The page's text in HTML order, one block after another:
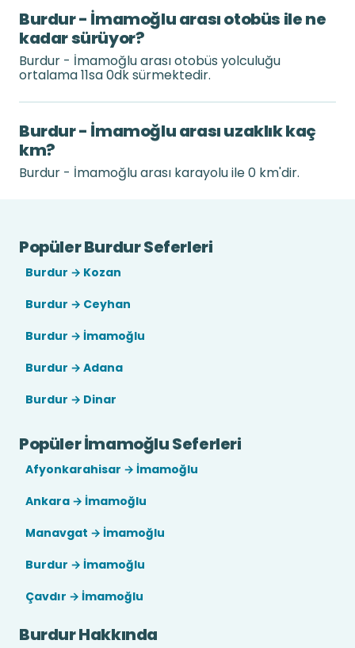
Burdur - İmamoğlu arası otobüs ile ne
kadar sürüyor?
Burdur - İmamoğlu arası otobüs yolculuğu
ortalama 11sa 0dk sürmektedir.
Burdur - İmamoğlu arası uzaklık kaç
km?
Burdur - İmamoğlu arası karayolu ile 0 km'dir.
Popüler Burdur Seferleri
Burdur → Kozan
Burdur → Ceyhan
Burdur → İmamoğlu
Burdur → Adana
Burdur → Dinar
Popüler İmamoğlu Seferleri
Afyonkarahisar → İmamoğlu
Ankara → İmamoğlu
Manavgat → İmamoğlu
Burdur → İmamoğlu
Çavdır → İmamoğlu
Burdur Hakkında